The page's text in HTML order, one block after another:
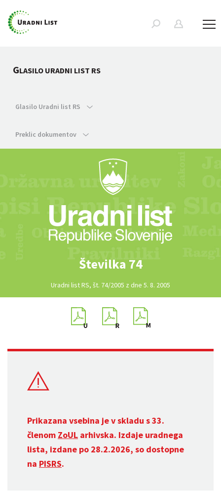
GLASILO URADNI LIST RS
Glasilo Uradni list RS
Preklic dokumentov
Številka 74
Uradni list RS, št. 74/2005 z dne 5. 8. 2005
Prikazana vsebina je v skladu s 33.
členom ZoUL arhivska. Izdaje uradnega
lista, izdane po 28.2.2026, so dostopne
na PISRS.